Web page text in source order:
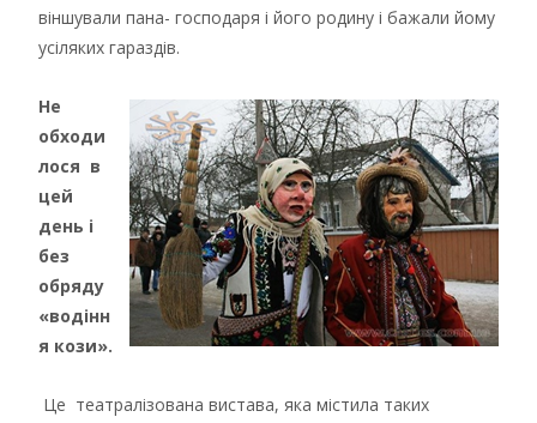
віншували пана- господаря і його родину і бажали йому
усіляких гараздів.
Не
обходи
лося в
цей
день і
без
обряду
«водінн
я кози».
Це театралізована вистава, яка містила таких